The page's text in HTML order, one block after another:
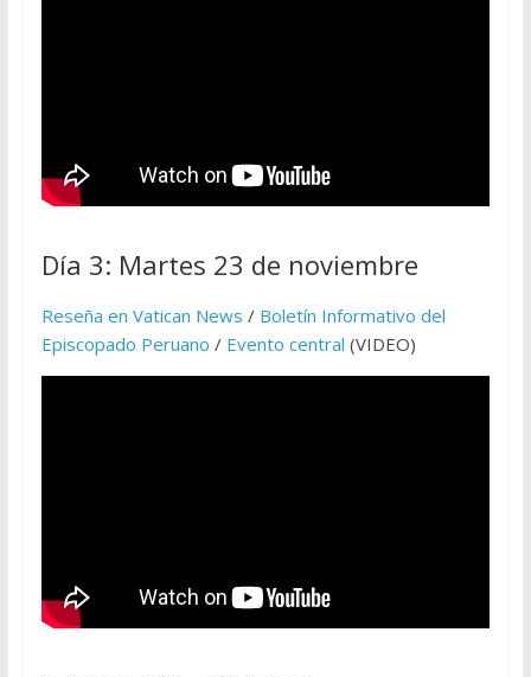
Día 3: Martes 23 de noviembre
Reseña en Vatican News / Boletín Informativo del
Episcopado Peruano / Evento central (VIDEO)